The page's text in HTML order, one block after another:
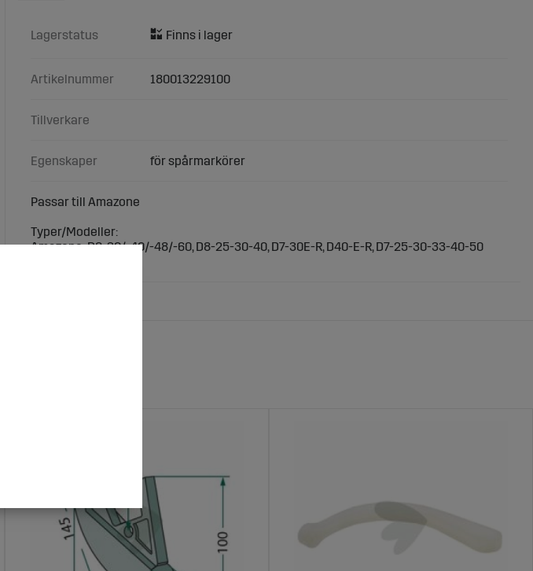
Lagerstatus
Artikelnummer 180013229100
Tillverkare
Egenskaper för spårmarkörer
Passar till Amazone
Typer/Modeller:
Amazone: D8-30/-40/-48/-60, D8-25-30-40, D7-30E-R, D40-E-R, D7-25-30-33-40-50